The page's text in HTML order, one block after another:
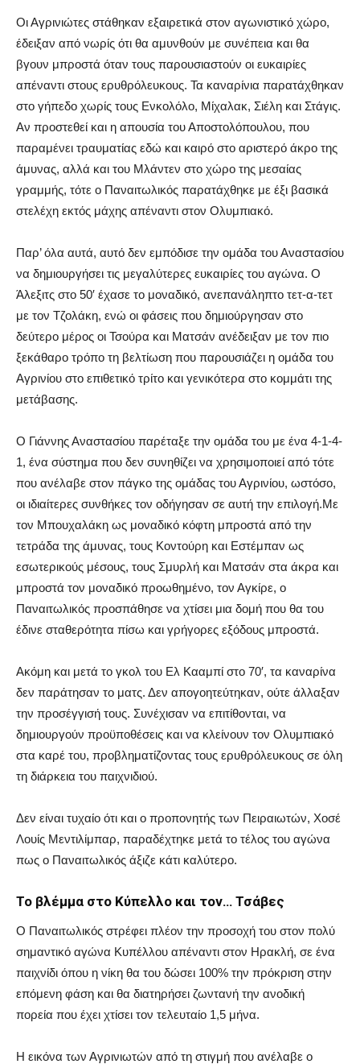
Οι Αγρινιώτες στάθηκαν εξαιρετικά στον αγωνιστικό χώρο,
έδειξαν από νωρίς ότι θα αμυνθούν με συνέπεια και θα
βγουν μπροστά όταν τους παρουσιαστούν οι ευκαιρίες
απέναντι στους ερυθρόλευκους. Τα καναρίνια παρατάχθηκαν
στο γήπεδο χωρίς τους Ενκολόλο, Μίχαλακ, Σιέλη και Στάγις.
Αν προστεθεί και η απουσία του Αποστολόπουλου, που
παραμένει τραυματίας εδώ και καιρό στο αριστερό άκρο της
άμυνας, αλλά και του Μλάντεν στο χώρο της μεσαίας
γραμμής, τότε ο Παναιτωλικός παρατάχθηκε με έξι βασικά
στελέχη εκτός μάχης απέναντι στον Ολυμπιακό.
Παρ’ όλα αυτά, αυτό δεν εμπόδισε την ομάδα του Αναστασίου
να δημιουργήσει τις μεγαλύτερες ευκαιρίες του αγώνα. Ο
Άλεξιτς στο 50′ έχασε το μοναδικό, ανεπανάληπτο τετ-α-τετ
με τον Τζολάκη, ενώ οι φάσεις που δημιούργησαν στο
δεύτερο μέρος οι Τσούρα και Ματσάν ανέδειξαν με τον πιο
ξεκάθαρο τρόπο τη βελτίωση που παρουσιάζει η ομάδα του
Αγρινίου στο επιθετικό τρίτο και γενικότερα στο κομμάτι της
μετάβασης.
Ο Γιάννης Αναστασίου παρέταξε την ομάδα του με ένα 4-1-4-
1, ένα σύστημα που δεν συνηθίζει να χρησιμοποιεί από τότε
που ανέλαβε στον πάγκο της ομάδας του Αγρινίου, ωστόσο,
οι ιδιαίτερες συνθήκες τον οδήγησαν σε αυτή την επιλογή.Με
τον Μπουχαλάκη ως μοναδικό κόφτη μπροστά από την
τετράδα της άμυνας, τους Κοντούρη και Εστέμπαν ως
εσωτερικούς μέσους, τους Σμυρλή και Ματσάν στα άκρα και
μπροστά τον μοναδικό προωθημένο, τον Αγκίρε, ο
Παναιτωλικός προσπάθησε να χτίσει μια δομή που θα του
έδινε σταθερότητα πίσω και γρήγορες εξόδους μπροστά.
Ακόμη και μετά το γκολ του Ελ Κααμπί στο 70′, τα καναρίνα
δεν παράτησαν το ματς. Δεν απογοητεύτηκαν, ούτε άλλαξαν
την προσέγγισή τους. Συνέχισαν να επιτίθονται, να
δημιουργούν προϋποθέσεις και να κλείνουν τον Ολυμπιακό
στα καρέ του, προβληματίζοντας τους ερυθρόλευκους σε όλη
τη διάρκεια του παιχνιδιού.
Δεν είναι τυχαίο ότι και ο προπονητής των Πειραιωτών, Χοσέ
Λουίς Μεντιλίμπαρ, παραδέχτηκε μετά το τέλος του αγώνα
πως ο Παναιτωλικός άξιζε κάτι καλύτερο.
Το βλέμμα στο Κύπελλο και τον… Τσάβες
Ο Παναιτωλικός στρέφει πλέον την προσοχή του στον πολύ
σημαντικό αγώνα Κυπέλλου απέναντι στον Ηρακλή, σε ένα
παιχνίδι όπου η νίκη θα του δώσει 100% την πρόκριση στην
επόμενη φάση και θα διατηρήσει ζωντανή την ανοδική
πορεία που έχει χτίσει τον τελευταίο 1,5 μήνα.
Η εικόνα των Αγρινιωτών από τη στιγμή που ανέλαβε ο